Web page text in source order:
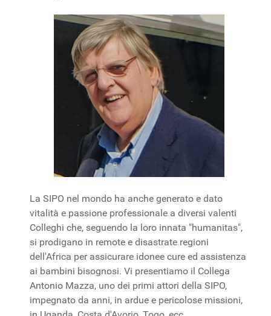
La SIPO nel mondo ha anche generato e dato
vitalità e passione professionale a diversi valenti
Colleghi che, seguendo la loro innata "humanitas",
si prodigano in remote e disastrate regioni
dell'Africa per assicurare idonee cure ed assistenza
ai bambini bisognosi. Vi presentiamo il Collega
Antonio Mazza, uno dei primi attori della SIPO,
impegnato da anni, in ardue e pericolose missioni,